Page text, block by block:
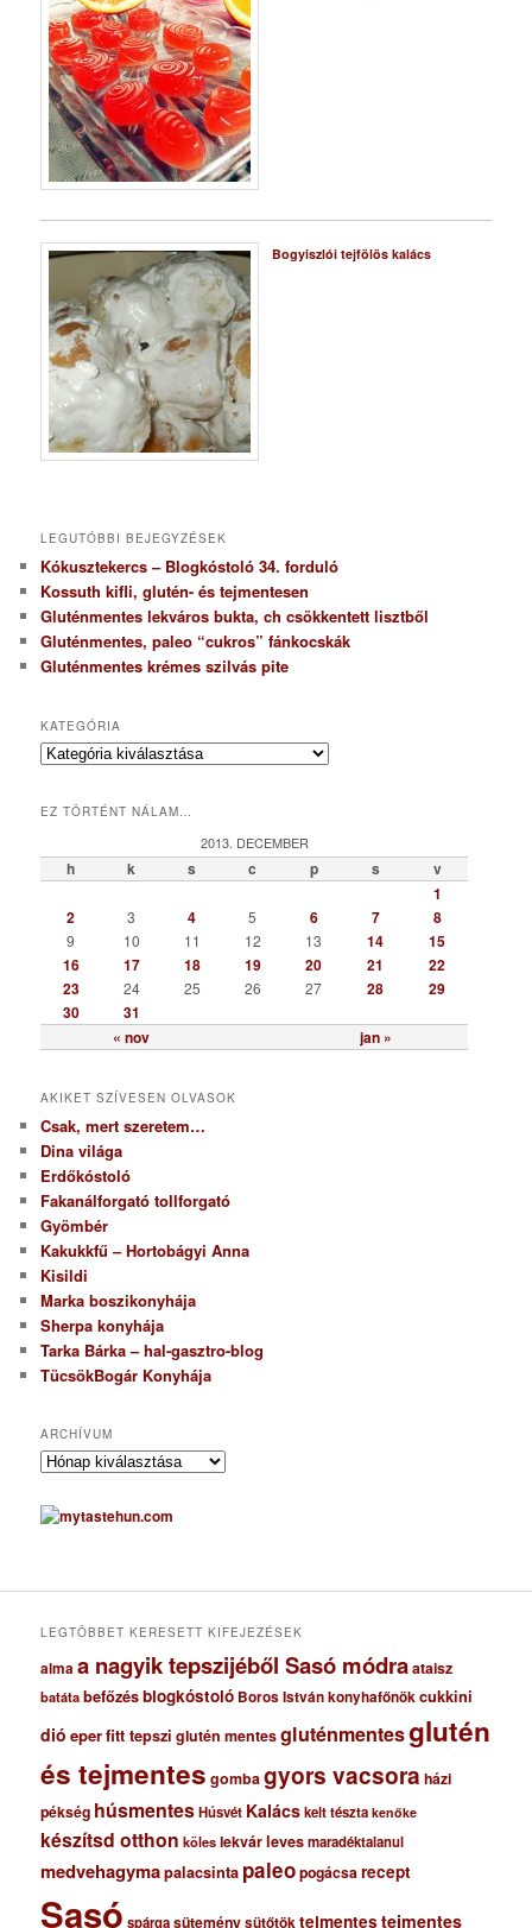
Bogyiszlói tejfölös kalács
LEGUTÓBBI BEJEGYZÉSEK
Kókusztekercs – Blogkóstoló 34. forduló
Kossuth kifli, glutén- és tejmentesen
Gluténmentes lekváros bukta, ch csökkentett lisztből
Gluténmentes, paleo “cukros” fánkocskák
Gluténmentes krémes szilvás pite
KATEGÓRIA
K
e
r
EZ TÖRTÉNT NÁLAM…
2013. DECEMBER
h k s c p s v
« nov jan »
1
2
3 4 5 6 7 8
9 10 11 12 13 14
15
16
17 18 19 20 21
22
23
24 25 26 27 28
29
30
31
AKIKET SZÍVESEN OLVASOK
Csak, mert szeretem…
Dina világa
Erdőkóstoló
Fakanálforgató tollforgató
Gyömbér
Kakukkfű – Hortobágyi Anna
Kisildi
Marka boszikonyhája
Sherpa konyhája
Tarka Bárka – hal-gasztro-blog
TücsökBogár Konyhája
ARCHÍVUM
A
c
h
u
LEGTÖBBET KERESETT KIFEJEZÉSEK
almaa nagyik tepszijéből Sasó módraataisz
batáta befőzésblogkóstoló Boros István konyhafőnökcukkini
dió eperfitt tepszi glutén mentesgluténmentesglutén
és tejmentes gombagyors vacsora házi
pékség húsmentesHúsvét Kalácskelt tészta kenőke
készítsd otthon köles lekvárlevesmaradéktalanul
medvehagymapalacsinta paleopogácsarecept
Sasó spárgasüteménysütőtöktejmentestejmentes